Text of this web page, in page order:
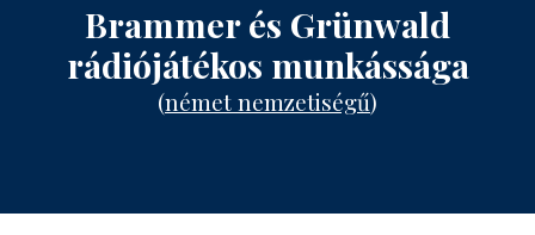
Brammer és Grünwald
rádiójátékos munkássága
(német nemzetiségű)